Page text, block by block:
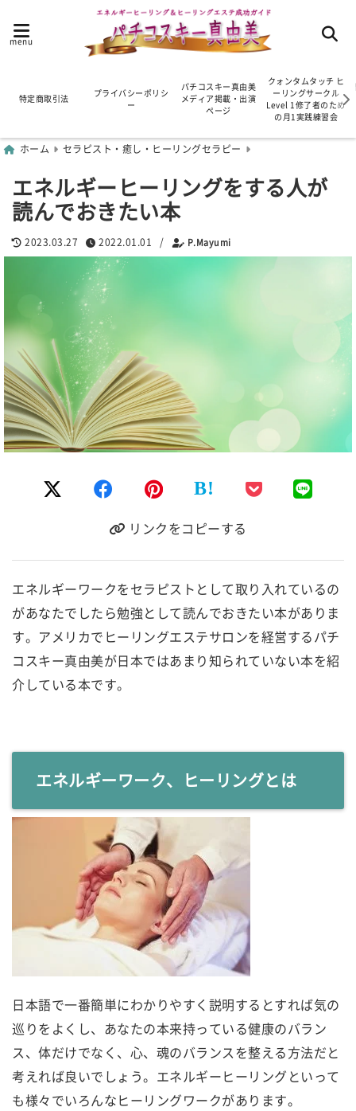
menu
特定商取引法
プライバシーポリシ
ー
パチコスキー真由美
メディア掲載・出演
ページ
クォンタムタッチ ヒ
ーリングサークル
Level 1修了者のため
の月1実践練習会
ホーム セラピスト・癒し・ヒーリングセラピー
エネルギーヒーリングをする人が
読んでおきたい本
2023.03.27 2022.01.01 / P.Mayumi
B!
リンクをコピーする
エネルギーワークをセラピストとして取り入れているの
があなたでしたら勉強として読んでおきたい本がありま
す。アメリカでヒーリングエステサロンを経営するパチ
コスキー真由美が日本ではあまり知られていない本を紹
介している本です。
エネルギーワーク、ヒーリングとは
日本語で一番簡単にわかりやすく説明するとすれば気の
巡りをよくし、あなたの本来持っている健康のバラン
ス、体だけでなく、心、魂のバランスを整える方法だと
考えれば良いでしょう。エネルギーヒーリングといって
も様々でいろんなヒーリングワークがあります。